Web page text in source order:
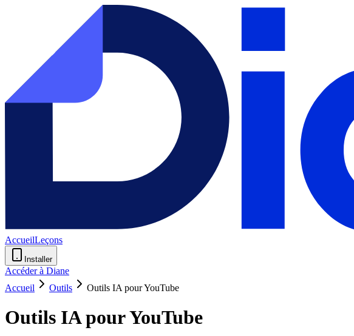
AccueilLeçons
Installer
Accéder à Diane
Accueil
Outils Outils IA pour YouTube
Outils IA pour YouTube